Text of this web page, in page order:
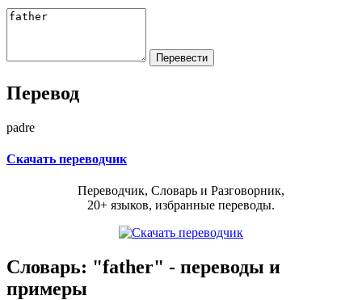
Перевод
padre
Скачать переводчик
Переводчик, Словарь и Разговорник,
20+ языков, избранные переводы.
Словарь: "father" - переводы и
примеры